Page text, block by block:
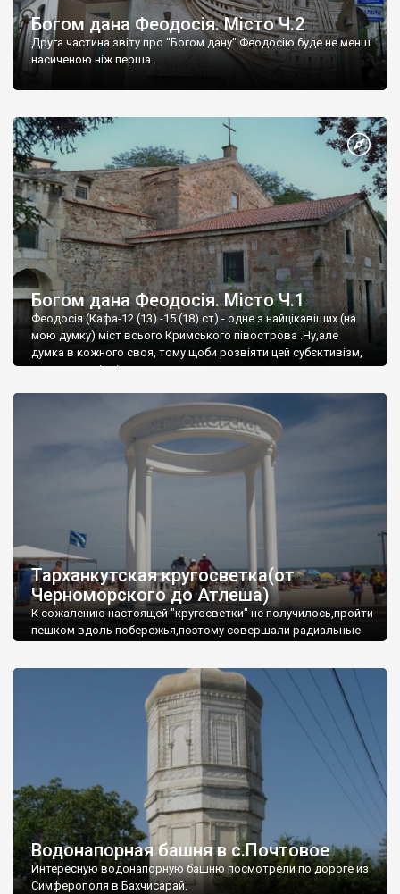
Богом дана Феодосія. Місто Ч.2
Друга частина звіту про "Богом дану" Феодосію буде не менш
насиченою ніж перша.
Богом дана Феодосія. Місто Ч.1
Феодосія (Кафа-12 (13) -15 (18) ст) - одне з найцікавіших (на
мою думку) міст всього Кримського півострова .Ну,але
думка в кожного своя, тому щоби розвіяти цей субєктивізм,
запрошую відвідати це
Тарханкутская кругосветка(от
Черноморского до Атлеша)
К сожалению настоящей "кругосветки" не получилось,пройти
пешком вдоль побережья,поэтому совершали радиальные
Водонапорная башня в с.Почтовое
Интересную водонапорную башню посмотрели по дороге из
Симферополя в Бахчисарай.